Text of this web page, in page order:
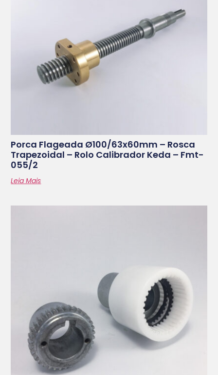
Porca Flageada Ø100/63x60mm – Rosca
Trapezoidal – Rolo Calibrador Keda – Fmt-
055/2
Leia Mais